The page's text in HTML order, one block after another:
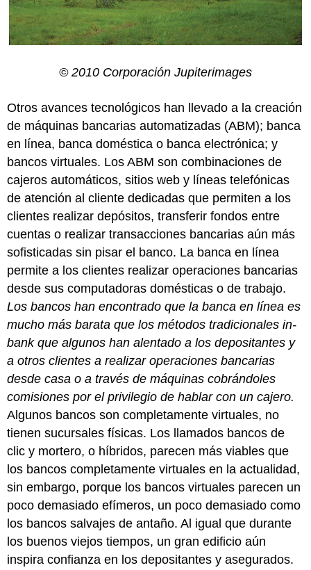
© 2010 Corporación Jupiterimages
Otros avances tecnológicos han llevado a la creación
de máquinas bancarias automatizadas (ABM); banca
en línea, banca doméstica o banca electrónica; y
bancos virtuales. Los ABM son combinaciones de
cajeros automáticos, sitios web y líneas telefónicas
de atención al cliente dedicadas que permiten a los
clientes realizar depósitos, transferir fondos entre
cuentas o realizar transacciones bancarias aún más
sofisticadas sin pisar el banco. La banca en línea
permite a los clientes realizar operaciones bancarias
desde sus computadoras domésticas o de trabajo.
Los bancos han encontrado que la banca en línea es
mucho más barata que los métodos tradicionales in-
bank que algunos han alentado a los depositantes y
a otros clientes a realizar operaciones bancarias
desde casa o a través de máquinas cobrándoles
comisiones por el privilegio de hablar con un cajero.
Algunos bancos son completamente virtuales, no
tienen sucursales físicas. Los llamados bancos de
clic y mortero, o híbridos, parecen más viables que
los bancos completamente virtuales en la actualidad,
sin embargo, porque los bancos virtuales parecen un
poco demasiado efímeros, un poco demasiado como
los bancos salvajes de antaño. Al igual que durante
los buenos viejos tiempos, un gran edificio aún
inspira confianza en los depositantes y asegurados.